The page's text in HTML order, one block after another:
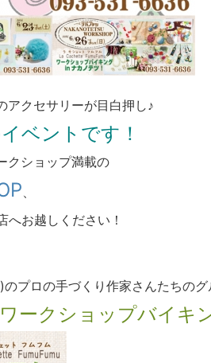
アクセサリーが目白押し♪
ベントです！
クショップ満載の
へお越しください！
プロの手づくり作家さんたちの
ワークショップバイキ